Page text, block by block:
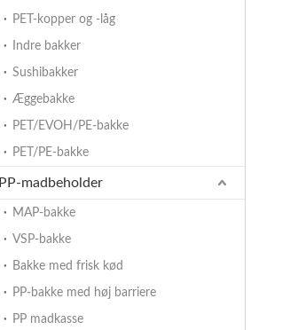
PET-kopper og -låg
Indre bakker
Sushibakker
Æggebakke
PET/EVOH/PE-bakke
PET/PE-bakke
PP-madbeholder
MAP-bakke
VSP-bakke
Bakke med frisk kød
PP-bakke med høj barriere
PP madkasse